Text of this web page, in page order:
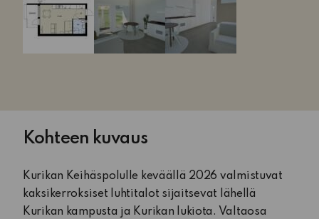
Kohteen kuvaus
Kurikan Keihäspolulle keväällä 2026 valmistuvat
kaksikerroksiset luhtitalot sijaitsevat lähellä
Kurikan kampusta ja Kurikan lukiota. Valtaosa